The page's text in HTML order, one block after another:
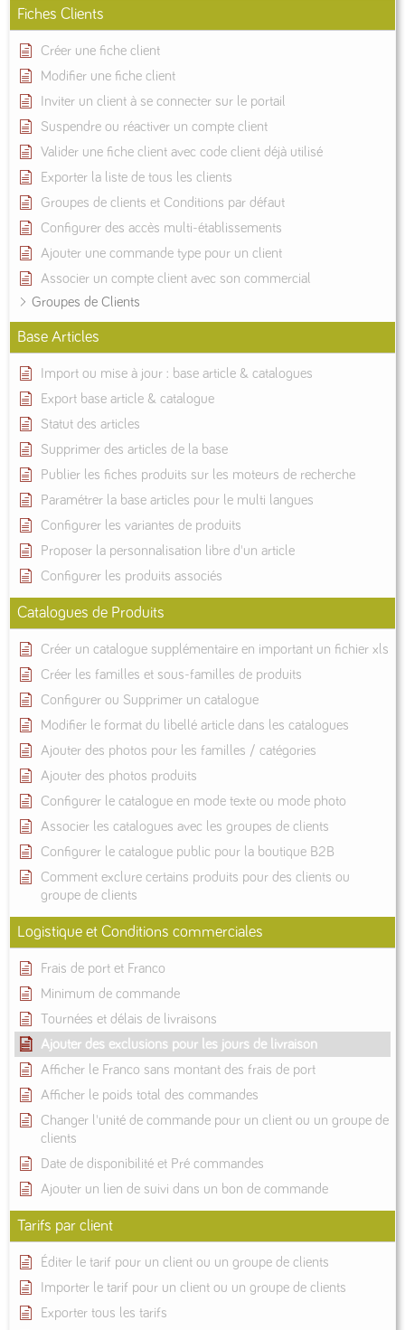
Fiches Clients
Créer une fiche client
Modifier une fiche client
Inviter un client à se connecter sur le portail
Suspendre ou réactiver un compte client
Valider une fiche client avec code client déjà utilisé
Exporter la liste de tous les clients
Groupes de clients et Conditions par défaut
Configurer des accès multi-établissements
Ajouter une commande type pour un client
Associer un compte client avec son commercial
Groupes de Clients
Base Articles
Import ou mise à jour : base article & catalogues
Export base article & catalogue
Statut des articles
Supprimer des articles de la base
Publier les fiches produits sur les moteurs de recherche
Paramétrer la base articles pour le multi langues
Configurer les variantes de produits
Proposer la personnalisation libre d'un article
Configurer les produits associés
Catalogues de Produits
Créer un catalogue supplémentaire en important un fichier xls
Créer les familles et sous-familles de produits
Configurer ou Supprimer un catalogue
Modifier le format du libellé article dans les catalogues
Ajouter des photos pour les familles / catégories
Ajouter des photos produits
Configurer le catalogue en mode texte ou mode photo
Associer les catalogues avec les groupes de clients
Configurer le catalogue public pour la boutique B2B
Comment exclure certains produits pour des clients ou
groupe de clients
Logistique et Conditions commerciales
Frais de port et Franco
Minimum de commande
Tournées et délais de livraisons
Ajouter des exclusions pour les jours de livraison
Afficher le Franco sans montant des frais de port
Afficher le poids total des commandes
Changer l'unité de commande pour un client ou un groupe de
clients
Date de disponibilité et Pré commandes
Ajouter un lien de suivi dans un bon de commande
Tarifs par client
Éditer le tarif pour un client ou un groupe de clients
Importer le tarif pour un client ou un groupe de clients
Exporter tous les tarifs